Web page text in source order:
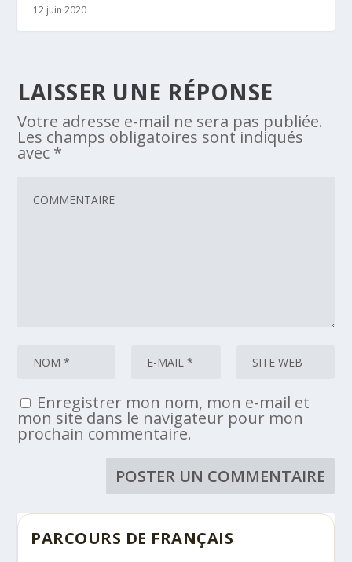
12 juin 2020
LAISSER UNE RÉPONSE
Votre adresse e-mail ne sera pas publiée.
Les champs obligatoires sont indiqués
avec *
Enregistrer mon nom, mon e-mail et
mon site dans le navigateur pour mon
prochain commentaire.
PARCOURS DE FRANÇAIS